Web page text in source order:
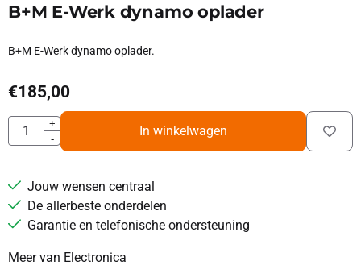
B+M E-Werk dynamo oplader
B+M E-Werk dynamo oplader.
€185,00
Aantal
+
-
In winkelwagen
Jouw wensen centraal
De allerbeste onderdelen
Garantie en telefonische ondersteuning
Meer van Electronica